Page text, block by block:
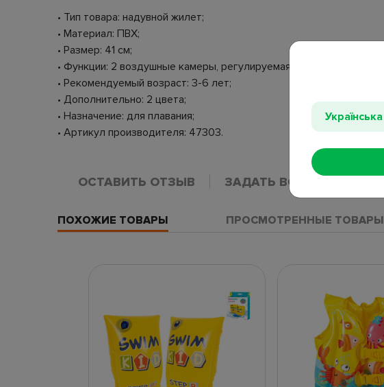
• Тип товара: надувной жилет;
• Материал: ПВХ;
• Размер: 41 см;
• Функции: 2 воздушные камеры, регулируемая пряжка;
• Рекомендуемый возраст: 3-6 лет;
• Дополнительно: 2 цвета;
• Назначение: для плавания;
• Артикул производителя: 47303.
ОСТАВИТЬ ОТЗЫВ ЗАДАТЬ ВОПРОС
ПОХОЖИЕ ТОВАРЫ ПРОСМОТРЕННЫЕ ТОВАРЫ
Українська